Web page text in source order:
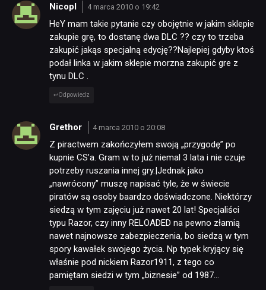
Nicopl 4 marca 2010 o 19:42
HeY mam takie pytanie czy obojętnie w jakim sklepie
zakupie grę, to dostanę dwa DLC ?? czy to trzeba
zakupić jakąs specjalną edycję??Najlepiej gdyby ktoś
podał linka w jakim sklepie morzna zakupić gre z
tynu DLC .
Odpowiedz
Grethor 4 marca 2010 o 20:08
Z piractwem zakończyłem swoją „przygodę” po
kupnie CS’a. Gram w to już niemal 3 lata i nie czuje
potrzeby ruszania innej gry.|Jednak jako
„nawrócony” muszę napisać tyle, że w świecie
piratów są osoby baardzo doświadczone. Niektórzy
siedzą w tym zajęciu już nawet 20 lat! Specjaliści
typu Razor, czy inny RELOADED na pewno złamią
nawet najnowsze zabezpieczenia, bo siedzą w tym
spory kawałek swojego życia. Np typek kryjący się
właśnie pod nickiem Razor1911, z tego co
pamiętam siedzi w tym „biznesie” od 1987…